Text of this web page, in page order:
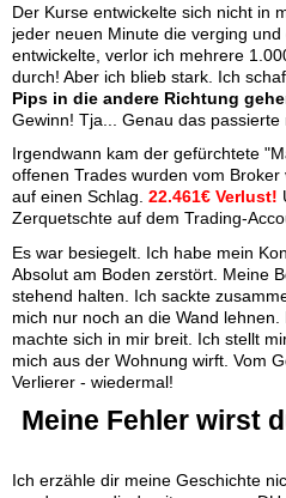
Der Kurse entwickelte sich nicht in
jeder neuen Minute die verging
entwickelte, verlor ich mehrere
durch! Aber ich blieb stark. Ich
Pips in die andere Richtung
Gewinn! Tja... Genau das passierte
Irgendwann kam der gefürchtete
offenen Trades wurden vom
auf einen Schlag. 22.461€ Verlust!
Zerquetschte auf dem Trading-
Es war besiegelt. Ich habe mein
Absolut am Boden zerstört. Meine
stehend halten. Ich sackte
mich nur noch an die Wand
machte sich in mir breit. Ich stellt
mich aus der Wohnung wirft. Vom
Verlierer - wiedermal!
Meine Fehler wirst
Ich erzähle dir meine Geschichte